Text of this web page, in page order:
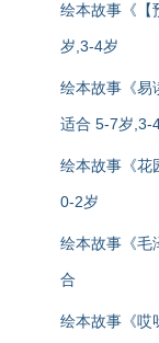
绘本故事《
岁,3-4岁
绘本故事《易
适合 5-7岁,3-
绘本故事《花
0-2岁
绘本故事《毛
合
绘本故事《哎